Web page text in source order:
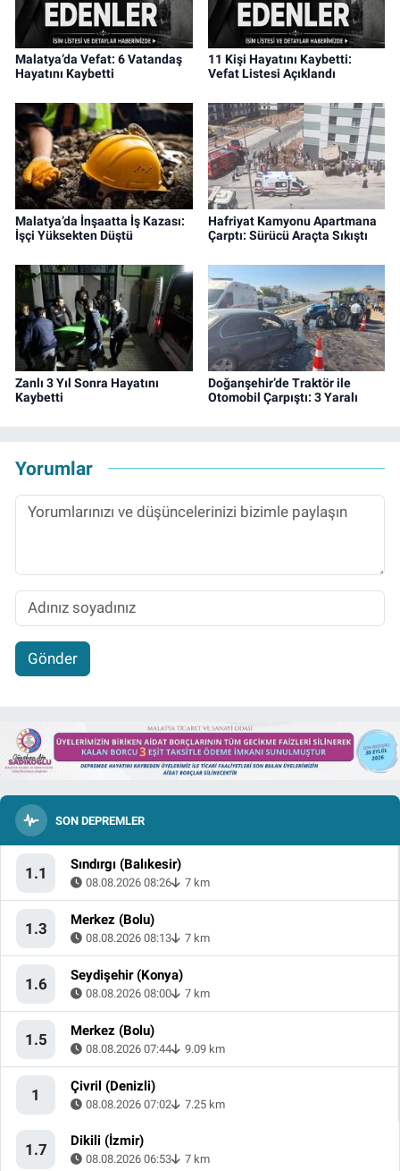
Malatya’da Vefat: 6 Vatandaş
Hayatını Kaybetti
11 Kişi Hayatını Kaybetti:
Vefat Listesi Açıklandı
Malatya’da İnşaatta İş Kazası:
İşçi Yüksekten Düştü
Hafriyat Kamyonu Apartmana
Çarptı: Sürücü Araçta Sıkıştı
Zanlı 3 Yıl Sonra Hayatını
Kaybetti
Doğanşehir’de Traktör ile
Otomobil Çarpıştı: 3 Yaralı
Yorumlar
Gönder
SON DEPREMLER
1.1 Sındırgı (Balıkesir)
08.08.2026 08:26 7 km
1.3 Merkez (Bolu)
08.08.2026 08:13 7 km
1.6 Seydişehir (Konya)
08.08.2026 08:00 7 km
1.5 Merkez (Bolu)
08.08.2026 07:44 9.09 km
1 Çivril (Denizli)
08.08.2026 07:02 7.25 km
1.7 Dikili (İzmir)
08.08.2026 06:53 7 km